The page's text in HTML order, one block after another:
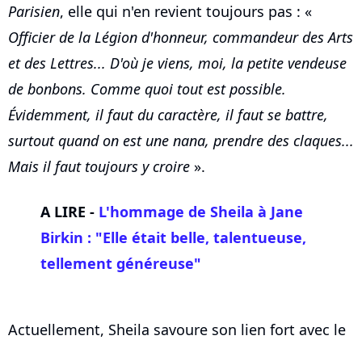
Parisien, elle qui n'en revient toujours pas : «
Officier de la Légion d'honneur, commandeur des Arts
et des Lettres... D'où je viens, moi, la petite vendeuse
de bonbons. Comme quoi tout est possible.
Évidemment, il faut du caractère, il faut se battre,
surtout quand on est une nana, prendre des claques...
Mais il faut toujours y croire ».
A LIRE - L'hommage de Sheila à Jane
Birkin : "Elle était belle, talentueuse,
tellement généreuse"
Actuellement, Sheila savoure son lien fort avec le